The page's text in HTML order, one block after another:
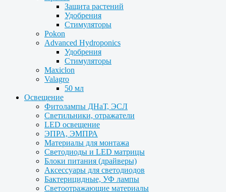
Защита растений
Удобрения
Стимуляторы
Pokon
Advanced Hydroponics
Удобрения
Стимуляторы
Maxiclon
Valagro
50 мл
Освещение
Фитолампы ДНаТ, ЭСЛ
Светильники, отражатели
LED освещение
ЭПРА, ЭМПРА
Материалы для монтажа
Светодиоды и LED матрицы
Блоки питания (драйверы)
Аксессуары для светодиодов
Бактерицидные, УФ лампы
Светоотражающие материалы